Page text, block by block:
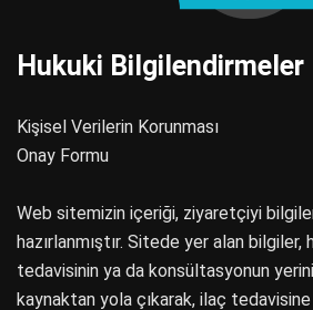
Hukuki Bilgilendirmeler
Kişisel Verilerin Korunması
Onay Formu
Web sitemizin içeriği, ziyaretçiyi
hazırlanmıştır. Sitede yer alan
tedavisinin ya da konsültasyonun
kaynaktan yola çıkarak, ilaç